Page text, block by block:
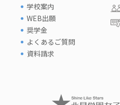
学校案内
WEB出願
奨学金
よくあるご質問
資料請求